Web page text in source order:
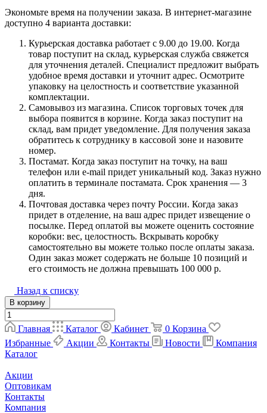
Экономьте время на получении заказа. В интернет-магазине
доступно 4 варианта доставки:
Курьерская доставка работает с 9.00 до 19.00. Когда
товар поступит на склад, курьерская служба свяжется
для уточнения деталей. Специалист предложит выбрать
удобное время доставки и уточнит адрес. Осмотрите
упаковку на целостность и соответствие указанной
комплектации.
Самовывоз из магазина. Список торговых точек для
выбора появится в корзине. Когда заказ поступит на
склад, вам придет уведомление. Для получения заказа
обратитесь к сотруднику в кассовой зоне и назовите
номер.
Постамат. Когда заказ поступит на точку, на ваш
телефон или e-mail придет уникальный код. Заказ нужно
оплатить в терминале постамата. Срок хранения — 3
дня.
Почтовая доставка через почту России. Когда заказ
придет в отделение, на ваш адрес придет извещение о
посылке. Перед оплатой вы можете оценить состояние
коробки: вес, целостность. Вскрывать коробку
самостоятельно вы можете только после оплаты заказа.
Один заказ может содержать не больше 10 позиций и
его стоимость не должна превышать 100 000 р.
Назад к списку
В корзину
Главная Каталог Кабинет 0 Корзина
Избранные
Акции Контакты Новости
Компания
Каталог
Акции
Оптовикам
Контакты
Компания